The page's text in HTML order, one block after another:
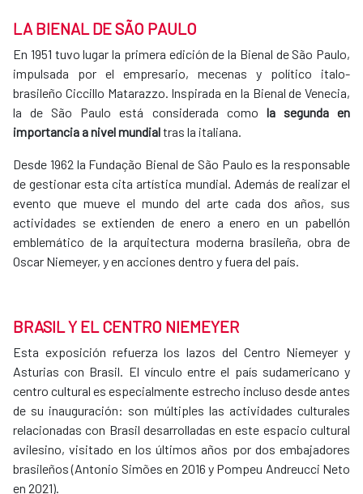
LA BIENAL DE SÃO PAULO
En 1951 tuvo lugar la primera edición de la Bienal de São Paulo,
impulsada por el empresario, mecenas y político italo-
brasileño Ciccillo Matarazzo. Inspirada en la Bienal de Venecia,
la de São Paulo está considerada como la segunda en
importancia a nivel mundialtras la italiana.
Desde 1962 la Fundação Bienal de São Paulo es la responsable
de gestionar esta cita artística mundial. Además de realizar el
evento que mueve el mundo del arte cada dos años, sus
actividades se extienden de enero a enero en un pabellón
emblemático de la arquitectura moderna brasileña, obra de
Oscar Niemeyer, y en acciones dentro y fuera del país.
BRASIL Y EL CENTRO NIEMEYER
Esta exposición refuerza los lazos del Centro Niemeyer y
Asturias con Brasil. El vínculo entre el país sudamericano y
centro cultural es especialmente estrecho incluso desde antes
de su inauguración: son múltiples las actividades culturales
relacionadas con Brasil desarrolladas en este espacio cultural
avilesino, visitado en los últimos años por dos embajadores
brasileños (Antonio Simões en 2016 y Pompeu Andreucci Neto
en 2021).